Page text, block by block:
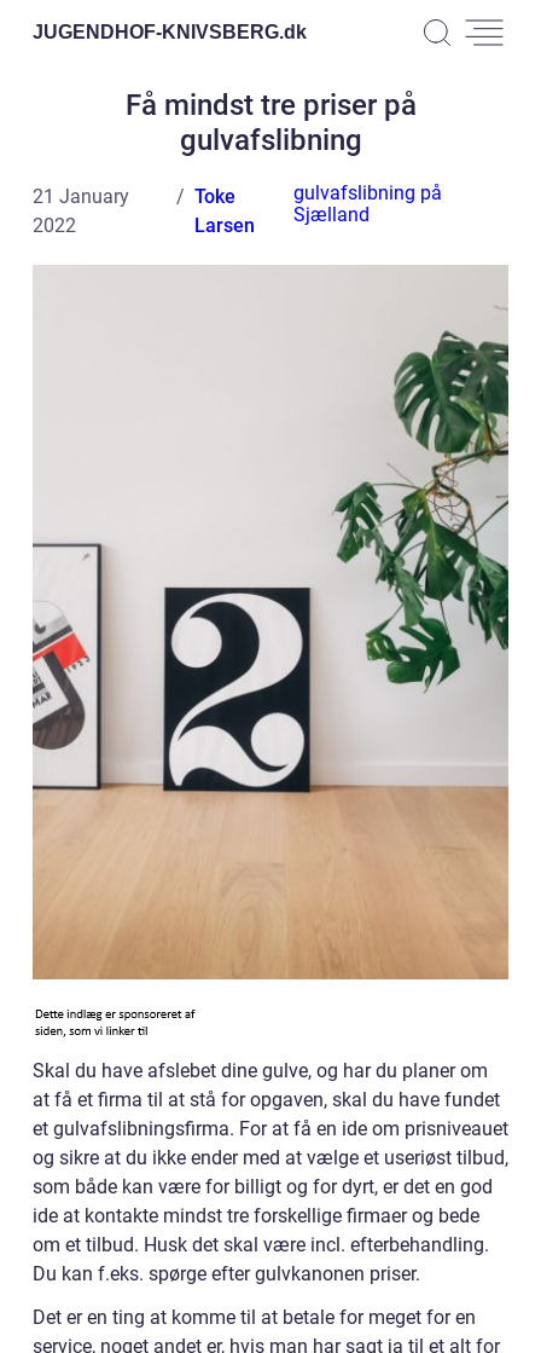
JUGENDHOF-KNIVSBERG.dk
Få mindst tre priser på
gulvafslibning
21 January
2022
Toke
Larsen
gulvafslibning på
Sjælland
Skal du have afslebet dine gulve, og har du planer om
at få et firma til at stå for opgaven, skal du have fundet
et gulvafslibningsfirma. For at få en ide om prisniveauet
og sikre at du ikke ender med at vælge et useriøst tilbud,
som både kan være for billigt og for dyrt, er det en god
ide at kontakte mindst tre forskellige firmaer og bede
om et tilbud. Husk det skal være incl. efterbehandling.
Du kan f.eks. spørge efter gulvkanonen priser.
Det er en ting at komme til at betale for meget for en
service, noget andet er, hvis man har sagt ja til et alt for